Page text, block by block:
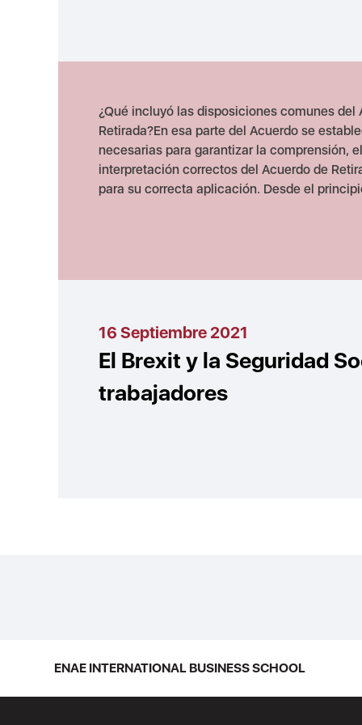
¿Qué incluyó las disposiciones comunes del
Retirada?En esa parte del Acuerdo se
necesarias para garantizar la comprensión,
interpretación correctos del Acuerdo de
para su correcta aplicación. Desde el
16 Septiembre 2021
El Brexit y la Seguridad
trabajadores
ENAE INTERNATIONAL BUSINESS SCHOOL